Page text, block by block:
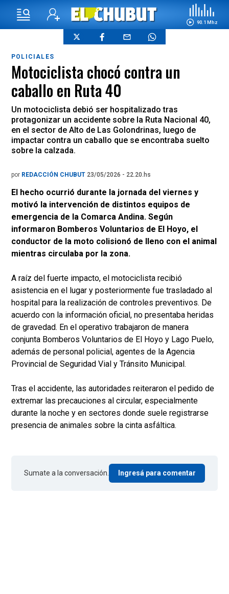
90.1 Mhz
POLICIALES
Motociclista chocó contra un
caballo en Ruta 40
Un motociclista debió ser hospitalizado tras
protagonizar un accidente sobre la Ruta Nacional 40,
en el sector de Alto de Las Golondrinas, luego de
impactar contra un caballo que se encontraba suelto
sobre la calzada.
por REDACCIÓN CHUBUT 23/05/2026 - 22.20.hs
El hecho ocurrió durante la jornada del viernes y
motivó la intervención de distintos equipos de
emergencia de la Comarca Andina. Según
informaron Bomberos Voluntarios de El Hoyo, el
conductor de la moto colisionó de lleno con el animal
mientras circulaba por la zona.
A raíz del fuerte impacto, el motociclista recibió
asistencia en el lugar y posteriormente fue trasladado al
hospital para la realización de controles preventivos. De
acuerdo con la información oficial, no presentaba heridas
de gravedad. En el operativo trabajaron de manera
conjunta Bomberos Voluntarios de El Hoyo y Lago Puelo,
además de personal policial, agentes de la Agencia
Provincial de Seguridad Vial y Tránsito Municipal.
Tras el accidente, las autoridades reiteraron el pedido de
extremar las precauciones al circular, especialmente
durante la noche y en sectores donde suele registrarse
presencia de animales sobre la cinta asfáltica.
Sumate a la conversación. Ingresá para comentar